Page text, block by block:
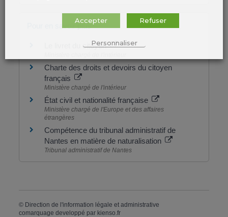
Pour en savoir plus
Le livret du citoyen
Charte des droits et devoirs du citoyen
français
Ministère chargé de l'intérieur
État civil et nationalité française
Ministère chargé de l'Europe et des affaires
étrangères
Compétence du tribunal administratif de
Nantes en matière de naturalisation
Tribunal administratif de Nantes
© Direction de l'information légale et administrative
comarquage developpé par kienso.fr
Accepter Refuser
Personnaliser